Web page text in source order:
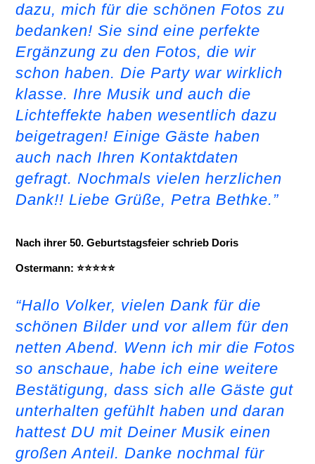
dazu, mich für die schönen Fotos zu
bedanken! Sie sind eine perfekte
Ergänzung zu den Fotos, die wir
schon haben. Die Party war wirklich
klasse. Ihre Musik und auch die
Lichteffekte haben wesentlich dazu
beigetragen! Einige Gäste haben
auch nach Ihren Kontaktdaten
gefragt. Nochmals vielen herzlichen
Dank!! Liebe Grüße, Petra Bethke.”
Nach ihrer 50. Geburtstagsfeier schrieb Doris
Ostermann: ⭐⭐⭐⭐⭐
“Hallo Volker, vielen Dank für die
schönen Bilder und vor allem für den
netten Abend. Wenn ich mir die Fotos
so anschaue, habe ich eine weitere
Bestätigung, dass sich alle Gäste gut
unterhalten gefühlt haben und daran
hattest DU mit Deiner Musik einen
großen Anteil. Danke nochmal für